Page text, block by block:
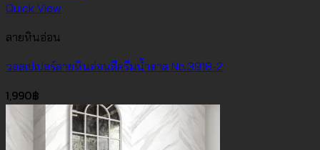
Quick View
ลายหินอ่อน
วอลเปเปอร์ลายหินอ่อนสีครีมน้ำตาล No.3918-2
1,990฿